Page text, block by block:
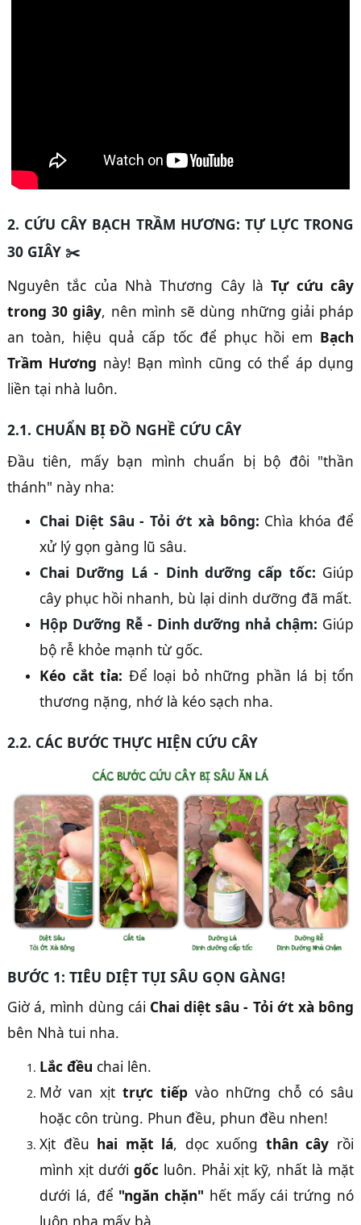
2. CỨU CÂY BẠCH TRẦM HƯƠNG: TỰ LỰC TRONG
30 GIÂY ✂️
Nguyên tắc của Nhà Thương Cây làTự cứu cây
trong 30 giây, nên mình sẽ dùng những giải pháp
an toàn, hiệu quả cấp tốc để phục hồi em Bạch
Trầm Hương này! Bạn mình cũng có thể áp dụng
liền tại nhà luôn.
2.1. CHUẨN BỊ ĐỒ NGHỀ CỨU CÂY
Đầu tiên, mấy bạn mình chuẩn bị bộ đôi "thần
thánh" này nha:
Chai Diệt Sâu - Tỏi ớt xà bông: Chìa khóa để
xử lý gọn gàng lũ sâu.
Chai Dưỡng Lá - Dinh dưỡng cấp tốc: Giúp
cây phục hồi nhanh, bù lại dinh dưỡng đã mất.
Hộp Dưỡng Rễ - Dinh dưỡng nhả chậm: Giúp
bộ rễ khỏe mạnh từ gốc.
Kéo cắt tỉa: Để loại bỏ những phần lá bị tổn
thương nặng, nhớ là kéo sạch nha.
2.2. CÁC BƯỚC THỰC HIỆN CỨU CÂY
BƯỚC 1: TIÊU DIỆT TỤI SÂU GỌN GÀNG!
Giờ á, mình dùng cái Chai diệt sâu - Tỏi ớt xà bông
bên Nhà tui nha.
Lắc đều chai lên.
Mở van xịt trực tiếp vào những chỗ có sâu
hoặc côn trùng. Phun đều, phun đều nhen!
Xịt đều hai mặt lá, dọc xuống thân cây rồi
mình xịt dưới gốcluôn. Phải xịt kỹ, nhất là mặt
dưới lá, để "ngăn chặn" hết mấy cái trứng nó
luôn nha mấy bà.